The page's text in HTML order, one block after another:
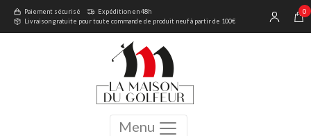
Menu
Paiement sécurisé
Expédition en 48h
Livraison gratuite pour toute commande de produit neuf à partir de 100€
0